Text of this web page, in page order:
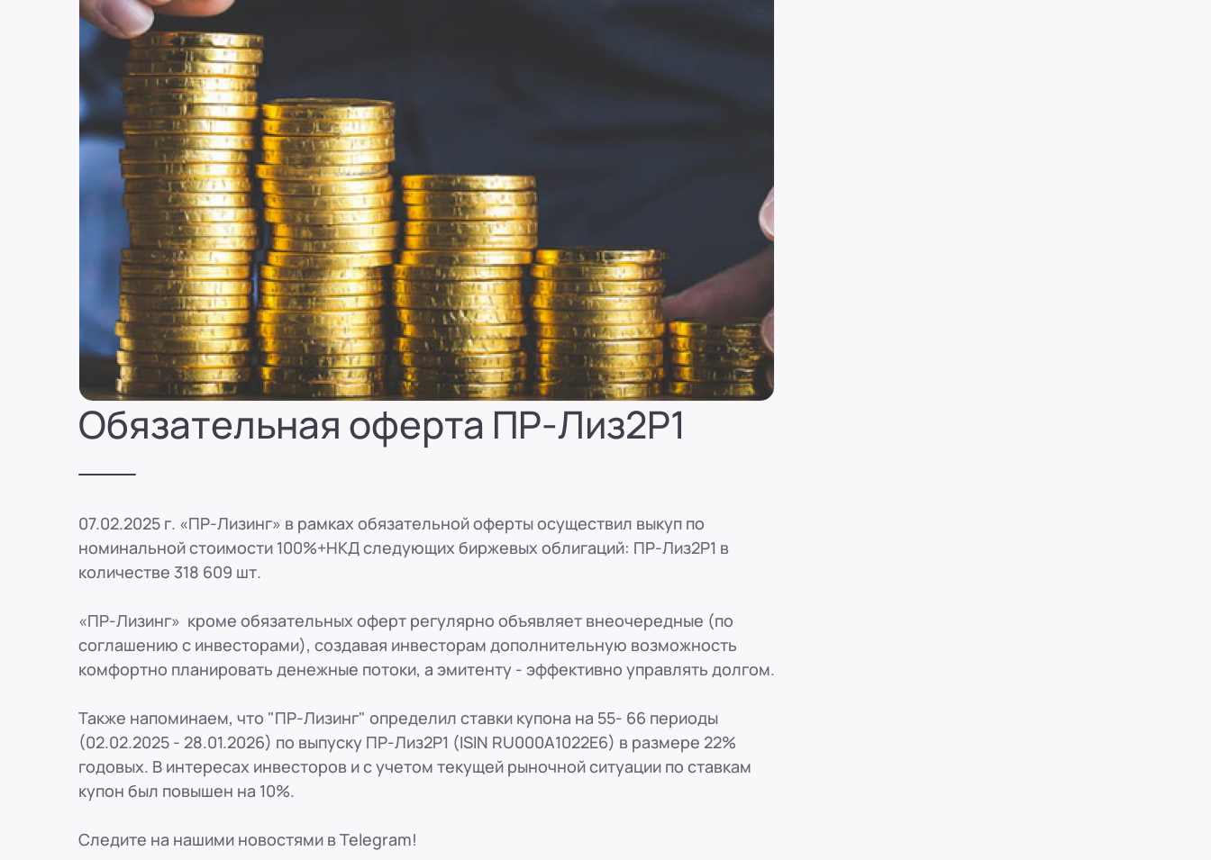
8 (800) 250-25-31 (вн. 520)
ООО "ПР-Лизинг"
8 (800) 250-25-31 (вн. 153)mail@pr-liz.ru
ООО "ПР-Лизинг"
Брянскул. Дуки, д. 69 БЦ Бизнес Сити, офис 403
8 (800) 250-25-31 (вн. 320)mail@pr-liz.ru8 (800) 250-25-31 (вн. 320)
ООО "ПР-Лизинг"
тракт Павловский, д. 295
8 (800) 250-25-31 (вн. 220)mail@pr-liz.ru8 (800) 250-25-31 (вн. 220)
8 (800) 250-25-31 (вн. 129)mail@pr-liz.ru8 (800) 250-25-31 (вн. 129)
ООО "ПР-Лизинг"
Красноярск
8 (800) 250-25-31 (вн. 240)mail@pr-liz.ru8 (800) 250-25-31 (вн. 240)
ООО "ПР-Лизинг"
Иркутск
8 (800) 250-25-31 (вн. 153)mail@pr-liz.ru
8 (800) 250-25-31 (вн. 153)
ООО "ПР-Лизинг"
8 (800) 250-25-31 (вн. 153)
Пенза
8 (800) 250-25-31 (вн. 153)mail@pr-liz.ru8 (800) 250-25-31 (вн. 153)
ООО "ПР-Лизинг"
ООО "ПР-Лизинг"
Ростов-на-Донуг. Ростов-на-Дону, ул. Красноармейская, 33
8 (800) 250-25-31 (вн. 153)mail@pr-liz.ru 8 (800) 250-25-31 (вн. 153)
Обязательная оферта ПР-Лиз2Р1
07.02.2025 г. «ПР-Лизинг» в рамках обязательной оферты осуществил выкуп по
номинальной стоимости 100%+НКД следующих биржевых облигаций: ПР-Лиз2Р1 в
количестве 318 609 шт.
«ПР-Лизинг» кроме обязательных оферт регулярно объявляет внеочередные (по
соглашению с инвесторами), создавая инвесторам дополнительную возможность
комфортно планировать денежные потоки, а эмитенту - эффективно управлять долгом.
Также напоминаем, что "ПР-Лизинг" определил ставки купона на 55- 66 периоды
(02.02.2025 - 28.01.2026) по выпуску ПР-Лиз2Р1 (ISIN RU000А1022Е6) в размере 22%
годовых. В интересах инвесторов и с учетом текущей рыночной ситуации по ставкам
купон был повышен на 10%.
Следите на нашими новостями в Telegram!